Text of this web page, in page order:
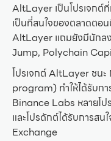
AltLayer เป็นโปรเจกต์
เป็นที่สนใจของตลาดตอ
AltLayer แถมยังมีนักลง
Jump, Polychain
โปรเจกต์ AltLayer ชน
program) ทำให้ได้รับก
Binance Labs หลายโ
และโปรดักต์ได้รับการส
Exchange